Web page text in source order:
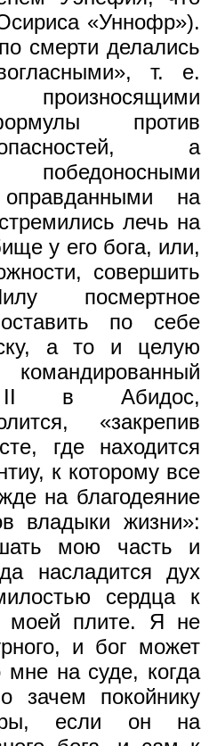
«Уннофр»).
смерти делались
т. е.
против
а
победоносными
на
лечь на
у его бога, или,
совершить
посмертное
по себе
а то и целую
II в Абидос,
«закрепив
где находится
к которому все
на благодеяние
владыки жизни»:
мою часть и
насладится дух
сердца к
моей плите. Я не
и бог может
на суде, когда
зачем покойнику
если он на